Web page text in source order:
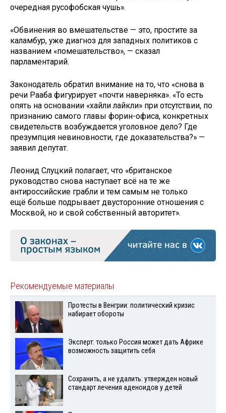
очередная русофобская чушь».
«Обвинения во вмешательстве — это, простите за
каламбур, уже диагноз для западных политиков с
названием «помешательство», — сказал
парламентарий.
Законодатель обратил внимание на то, что «снова в
речи Рааба фигурирует «почти наверняка». «То есть
опять на основании «хайли лайкли» при отсутствии, по
признанию самого главы форин-офиса, конкретных
свидетельств возбуждается уголовное дело? Где
презумпция невиновности, где доказательства?» —
заявил депутат.
Леонид Слуцкий полагает, что «британское
руководство снова наступает всё на те же
антироссийские грабли и тем самым не только
ещё больше подрывает двусторонние отношения с
Москвой, но и свой собственный авторитет».
Рекомендуемые материалы
Протесты в Венгрии: политический кризис
набирает обороты
Эксперт: только Россия может дать Африке
возможность защитить себя
Сохранить, а не удалить: утвержден новый
стандарт лечения аденоидов у детей